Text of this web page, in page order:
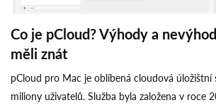
Co je pCloud? Výhody a
měli znát
pCloud pro Mac je oblíbená cloudová úložištní
miliony uživatelů. Služba byla založena v roce